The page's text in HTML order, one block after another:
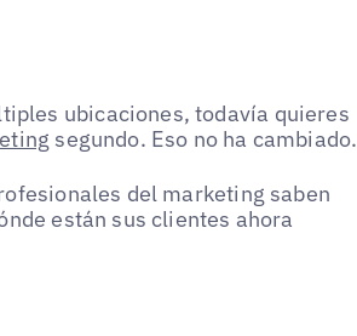
ubicaciones, todavía quieres
segundo. Eso no ha cambiado.
del marketing saben
están sus clientes ahora